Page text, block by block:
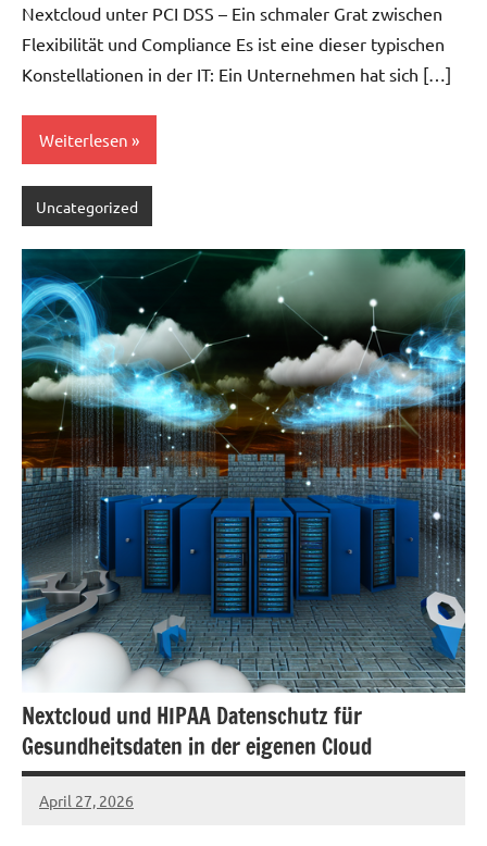
Nextcloud unter PCI DSS – Ein schmaler Grat zwischen
Flexibilität und Compliance Es ist eine dieser typischen
Konstellationen in der IT: Ein Unternehmen hat sich […]
Weiterlesen
Uncategorized
Nextcloud und HIPAA Datenschutz für
Gesundheitsdaten in der eigenen Cloud
April 27, 2026
admin